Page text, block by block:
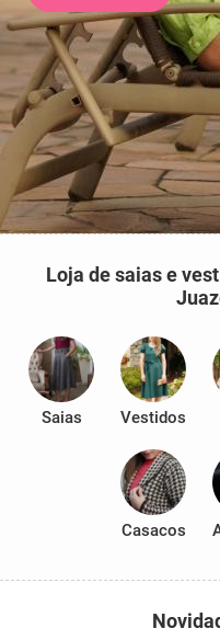
Loja de saias e
Saias Vestidos
Casacos